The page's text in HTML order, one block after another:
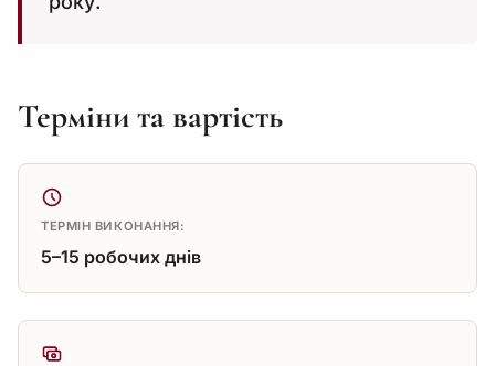
Терміни та вартість
ТЕРМІН ВИКОНАННЯ:
5–15 робочих днів